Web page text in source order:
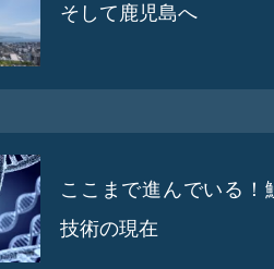
そして鹿児島へ
ここまで進んでいる！
技術の現在